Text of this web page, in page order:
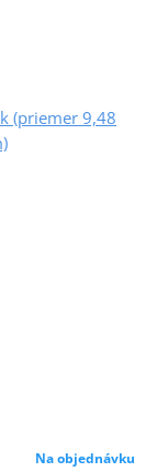
(priemer 9,48
Na objednávku